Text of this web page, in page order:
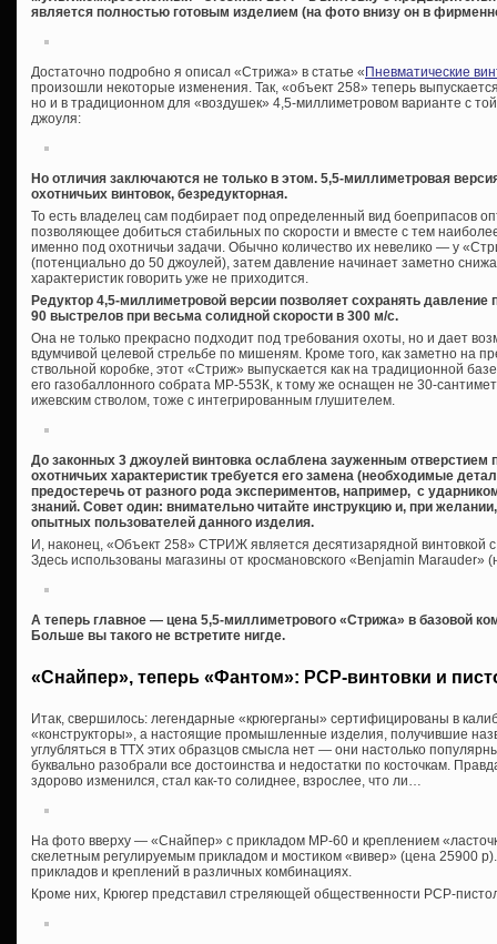
является полностью готовым изделием (на фото внизу он в
Достаточно подробно я описал «Стрижа» в статье « Пневматические
произошли некоторые изменения. Так, «объект 258» теперь
но и в традиционном для «воздушек» 4,5-миллиметровом варианте с
джоуля:
Но отличия заключаются не только в этом. 5,5-миллиметровая
охотничьих винтовок, безредукторная.
То есть владелец сам подбирает под определенный вид боеприпасов
позволяющее добиться стабильных по скорости и вместе с тем
именно под охотничьи задачи. Обычно количество их невелико — у
(потенциально до 50 джоулей), затем давление начинает заметно
характеристик говорить уже не приходится.
Редуктор 4,5-миллиметровой версии позволяет сохранять
90 выстрелов при весьма солидной скорости в 300 м/с.
Она не только прекрасно подходит под требования охоты, но и дает
вдумчивой целевой стрельбе по мишеням. Кроме того, как заметно на
ствольной коробке, этот «Стриж» выпускается как на традиционной
его газобаллонного собрата МР-553К, к тому же оснащен не 30-
ижевским стволом, тоже с интегрированным глушителем.
До законных 3 джоулей винтовка ослаблена зауженным отверстием
охотничьих характеристик требуется его замена (необходимые
предостеречь от разного рода экспериментов, например, с
знаний. Совет один: внимательно читайте инструкцию и, при
опытных пользователей данного изделия.
И, наконец, «Объект 258» СТРИЖ является десятизарядной винтовкой
Здесь использованы магазины от кросмановского «Benjamin Marauder»
А теперь главное — цена 5,5-миллиметрового «Стрижа» в базовой
Больше вы такого не встретите нигде.
«Снайпер», теперь «Фантом»: PCP-винтовки и
Итак, свершилось: легендарные «крюгерганы» сертифицированы в
«конструкторы», а настоящие промышленные изделия, получившие
углубляться в ТТХ этих образцов смысла нет — они настолько
буквально разобрали все достоинства и недостатки по косточкам.
здорово изменился, стал как-то солиднее, взрослее, что ли…
На фото вверху — «Снайпер» с прикладом МР-60 и креплением
скелетным регулируемым прикладом и мостиком «вивер» (цена 25900
прикладов и креплений в различных комбинациях.
Кроме них, Крюгер представил стреляющей общественности PCP-